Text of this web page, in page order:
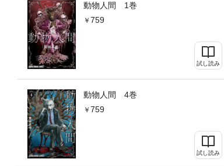
動物人間 1巻
759
試し読み
動物人間 4巻
759
試し読み